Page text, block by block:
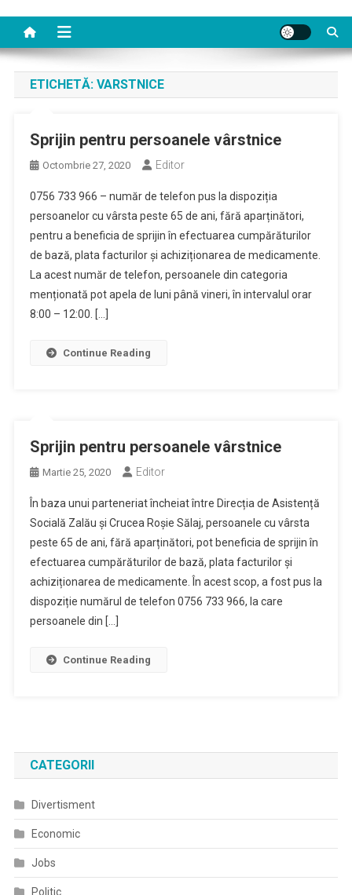
ETICHETĂ: VARSTNICE
Sprijin pentru persoanele vârstnice
Octombrie 27, 2020 Editor
0756 733 966 – număr de telefon pus la dispoziția
persoanelor cu vârsta peste 65 de ani, fără aparținători,
pentru a beneficia de sprijin în efectuarea cumpărăturilor
de bază, plata facturilor și achiziționarea de medicamente.
La acest număr de telefon, persoanele din categoria
menționată pot apela de luni până vineri, în intervalul orar
8:00 – 12:00. […]
Continue Reading
Sprijin pentru persoanele vârstnice
Martie 25, 2020 Editor
În baza unui parteneriat încheiat între Direcția de Asistență
Socială Zalău și Crucea Roșie Sălaj, persoanele cu vârsta
peste 65 de ani, fără aparținători, pot beneficia de sprijin în
efectuarea cumpărăturilor de bază, plata facturilor și
achiziționarea de medicamente. În acest scop, a fost pus la
dispoziție numărul de telefon 0756 733 966, la care
persoanele din […]
Continue Reading
CATEGORII
Divertisment
Economic
Jobs
Politic